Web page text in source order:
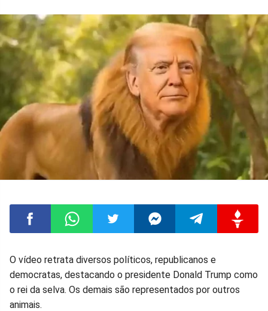
Compartilhar
no
Compartilhar
no
Compartilhar
no
Compartilhar
no
Compartilhar
no
no
O vídeo retrata diversos políticos, republicanos e
democratas, destacando o presidente Donald Trump como
o rei da selva. Os demais são representados por outros
animais.